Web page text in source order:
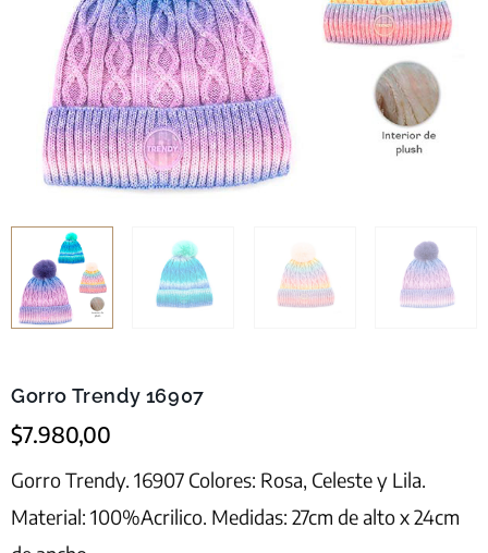
Gorro Trendy 16907
$7.980,00
Gorro Trendy. 16907 Colores: Rosa, Celeste y Lila.
Material: 100%Acrilico. Medidas: 27cm de alto x 24cm